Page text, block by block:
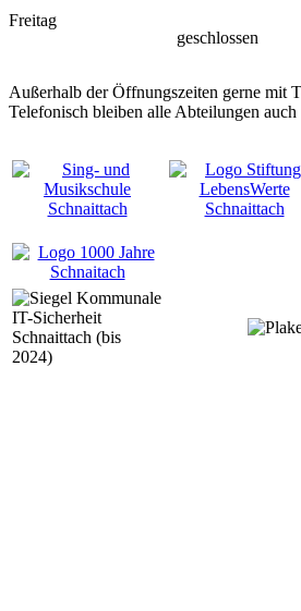
Freitag
geschlossen
Außerhalb der Öffnungszeiten gerne mit
Telefonisch bleiben alle Abteilungen auch